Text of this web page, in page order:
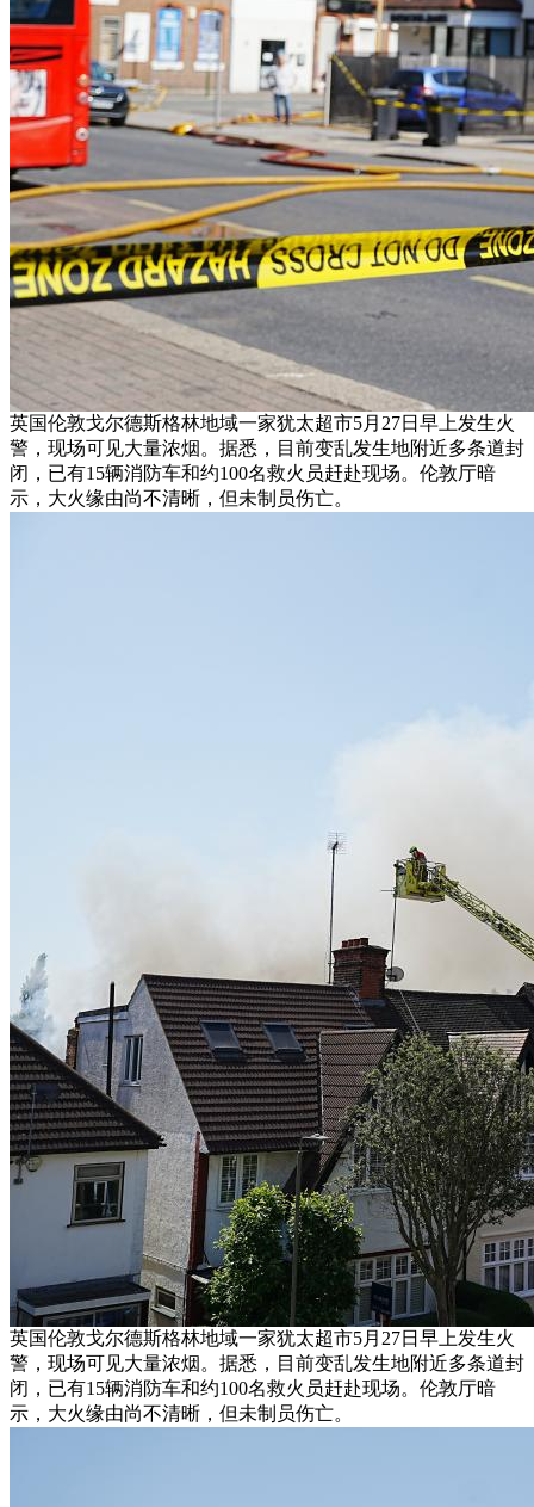
英国伦敦戈尔德斯格林地域一家犹太超市5月27日早上发生火
警，现场可见大量浓烟。据悉，目前变乱发生地附近多条道封
闭，已有15辆消防车和约100名救火员赶赴现场。伦敦厅暗
示，大火缘由尚不清晰，但未制员伤亡。
英国伦敦戈尔德斯格林地域一家犹太超市5月27日早上发生火
警，现场可见大量浓烟。据悉，目前变乱发生地附近多条道封
闭，已有15辆消防车和约100名救火员赶赴现场。伦敦厅暗
示，大火缘由尚不清晰，但未制员伤亡。